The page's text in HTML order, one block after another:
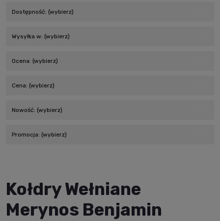
Dostępność: (wybierz)
Wysyłka w: (wybierz)
Ocena: (wybierz)
Cena: (wybierz)
Nowość: (wybierz)
Promocja: (wybierz)
Kołdry Wełniane
Merynos Benjamin